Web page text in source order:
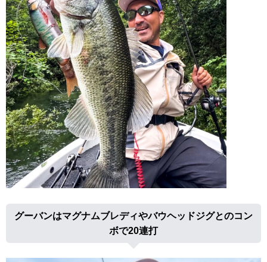
グーバンはマグナムブレディやバウヘッドジグとのコン
ボで20連打